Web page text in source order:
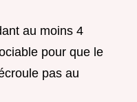
au moins 4
pour que le
pas au